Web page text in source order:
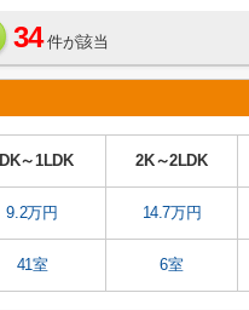
34 件が該当
～1LDK 2K～2LDK
9.2万円 14.7万円
41室 6室